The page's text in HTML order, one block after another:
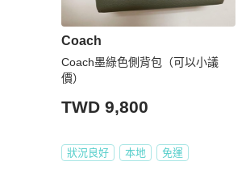
Coach
Coach墨綠色側背包（可以小議
價）
TWD 9,800
狀況良好 本地 免運